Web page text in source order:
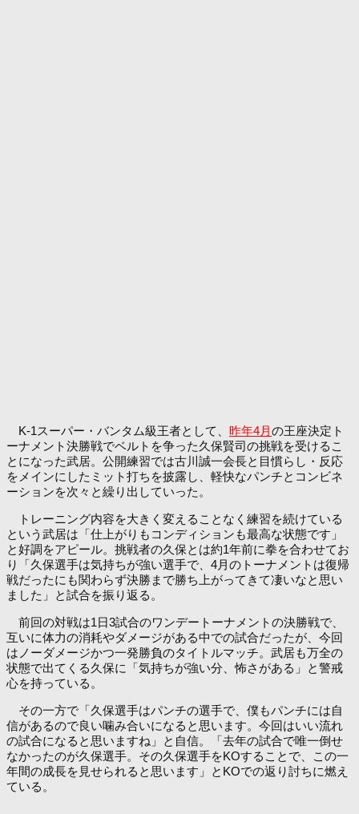
K-1スーパー・バンタム級王者として、 昨年4月の王座決定ト
ーナメント決勝戦でベルトを争った久保賢司の挑戦を受けるこ
とになった武居。公開練習では古川誠一会長と目慣らし・反応
をメインにしたミット打ちを披露し、軽快なパンチとコンビネ
ーションを次々と繰り出していった。
トレーニング内容を大きく変えることなく練習を続けている
という武居は「仕上がりもコンディションも最高な状態です」
と好調をアピール。挑戦者の久保とは約1年前に拳を合わせてお
り「久保選手は気持ちが強い選手で、4月のトーナメントは復帰
戦だったにも関わらず決勝まで勝ち上がってきて凄いなと思い
ました」と試合を振り返る。
前回の対戦は1日3試合のワンデートーナメントの決勝戦で、
互いに体力の消耗やダメージがある中での試合だったが、今回
はノーダメージかつ一発勝負のタイトルマッチ。武居も万全の
状態で出てくる久保に「気持ちが強い分、怖さがある」と警戒
心を持っている。
その一方で「久保選手はパンチの選手で、僕もパンチには自
信があるので良い噛み合いになると思います。今回はいい流れ
の試合になると思いますね」と自信。「去年の試合で唯一倒せ
なかったのが久保選手。その久保選手をKOすることで、この一
年間の成長を見せられると思います」とKOでの返り討ちに燃え
ている。